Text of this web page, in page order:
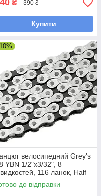
₴ 390 ₴
Купити
велосипедний Grey's
YBN 1/2"х3/32", 8
116 ланок, Half
із замком
до відправки